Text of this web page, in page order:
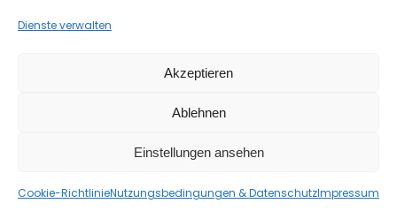
Dienste verwalten
Akzeptieren
Ablehnen
Einstellungen ansehen
Cookie-RichtlinieNutzungsbedingungen & DatenschutzImpressum